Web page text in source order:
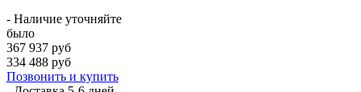
- Наличие уточняйте
было
367 937 руб
334 488 руб
Позвонить и купить